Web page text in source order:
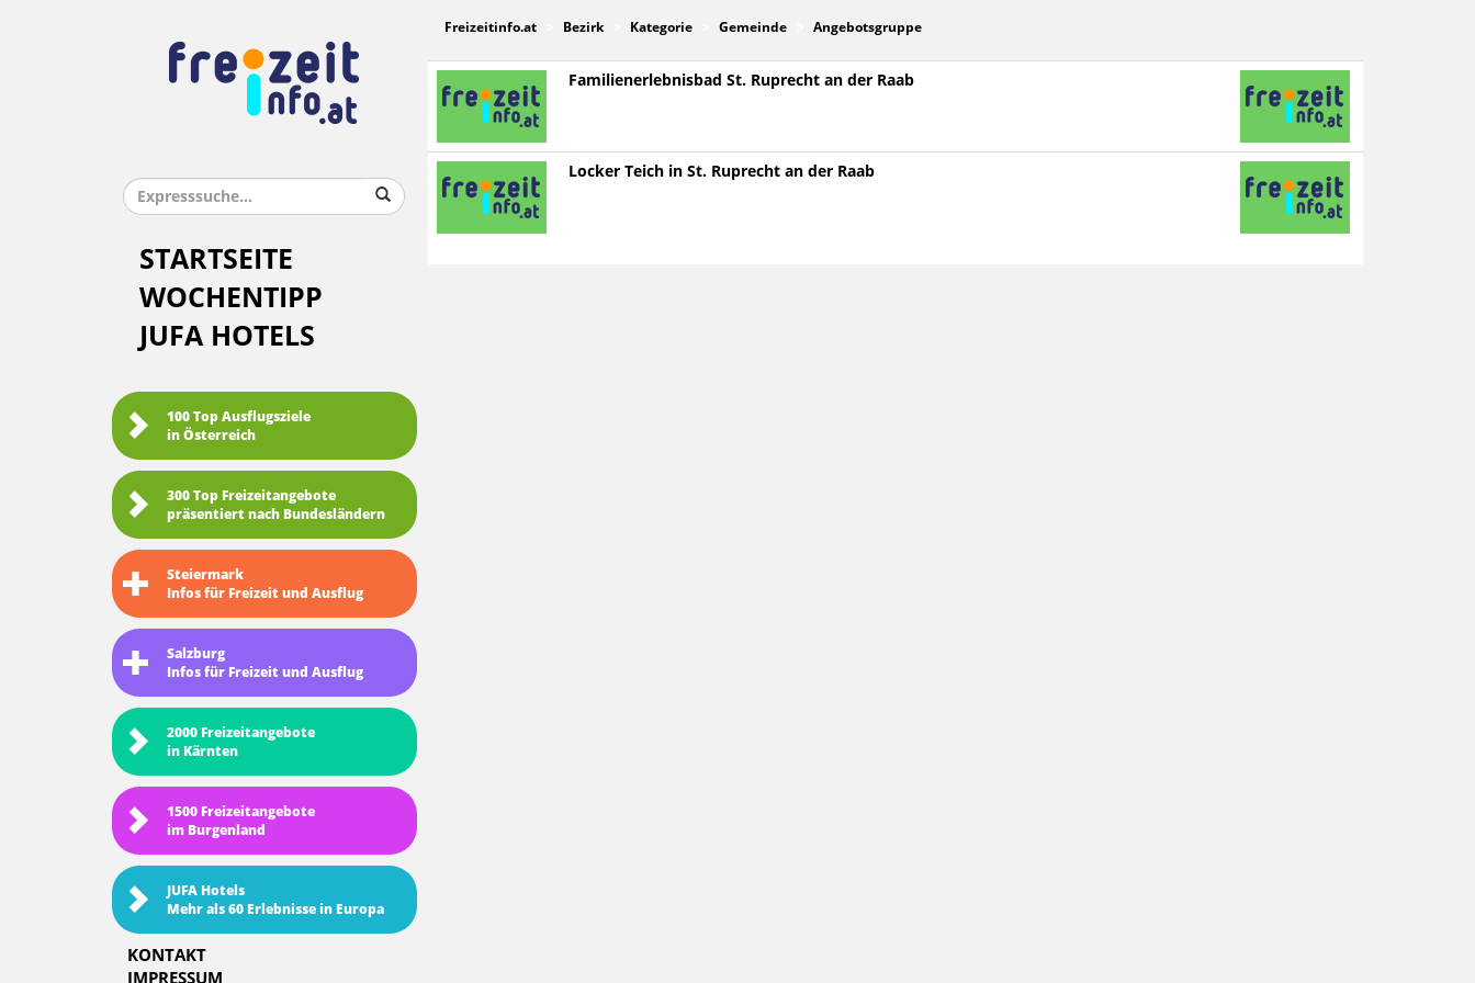
STARTSEITE
WOCHENTIPP
JUFA HOTELS
100 Top Ausflugsziele
in Österreich
300 Top Freizeitangebote
präsentiert nach Bundesländern
Steiermark
Infos für Freizeit und Ausflug
Salzburg
Infos für Freizeit und Ausflug
2000 Freizeitangebote
in Kärnten
1500 Freizeitangebote
im Burgenland
JUFA Hotels
Mehr als 60 Erlebnisse in Europa
KONTAKT
IMPRESSUM
Freizeitinfo.at Bezirk Kategorie Gemeinde Angebotsgruppe
Familienerlebnisbad St. Ruprecht an der Raab
Locker Teich in St. Ruprecht an der Raab